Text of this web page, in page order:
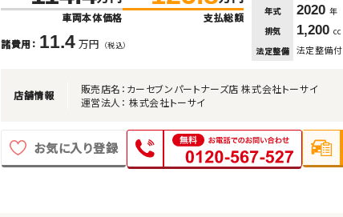
車両本体価格
支払総額
諸費用： 11.4 万円 （税込）
年式 2020 年
排気
1,200 cc
法定整備 法定整備付
店舗情報
販売店名：カーセブンパートナーズ店 株式会社トーサイ
運営法人： 株式会社トーサイ
お気に入り登録